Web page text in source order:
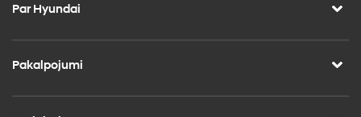
Par Hyundai
Pakalpojumi